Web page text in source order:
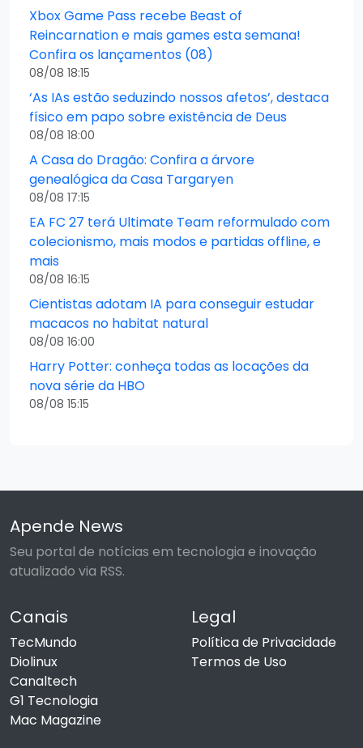
Xbox Game Pass recebe Beast of
Reincarnation e mais games esta semana!
Confira os lançamentos (08)
08/08 18:15
‘As IAs estão seduzindo nossos afetos’, destaca
físico em papo sobre existência de Deus
08/08 18:00
A Casa do Dragão: Confira a árvore
genealógica da Casa Targaryen
08/08 17:15
EA FC 27 terá Ultimate Team reformulado com
colecionismo, mais modos e partidas offline, e
mais
08/08 16:15
Cientistas adotam IA para conseguir estudar
macacos no habitat natural
08/08 16:00
Harry Potter: conheça todas as locações da
nova série da HBO
08/08 15:15
Apende News
Seu portal de notícias em tecnologia e inovação
atualizado via RSS.
Canais
TecMundo
Diolinux
Canaltech
G1 Tecnologia
Mac Magazine
Legal
Política de Privacidade
Termos de Uso